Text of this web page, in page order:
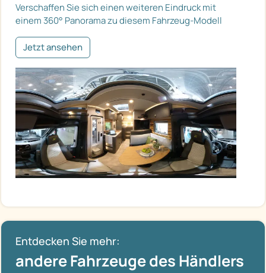
Verschaffen Sie sich einen weiteren Eindruck mit
einem 360° Panorama zu diesem Fahrzeug-Modell
Jetzt ansehen
Entdecken Sie mehr:
andere Fahrzeuge des Händlers